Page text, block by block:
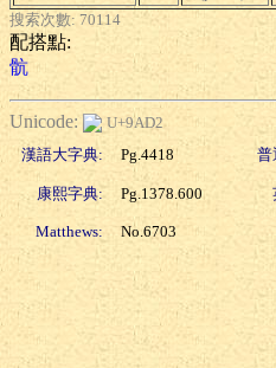
搜索次數: 70114
配搭點:
骯
Unicode:
U+9AD2
漢語大字典:
Pg.4418 普
康熙字典: Pg.1378.600
Matthews: No.6703